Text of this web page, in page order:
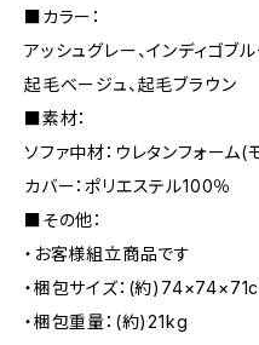
■カラー：
アッシュグレー、インディゴブル
起毛ベージュ、起毛ブラウン
■素材：
ソファ中材：ウレタンフォーム
カバー：ポリエステル100％
■その他：
・お客様組立商品です
・梱包サイズ：(約
・梱包重量：(約)21kg